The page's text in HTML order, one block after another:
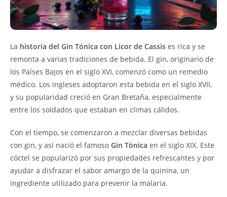
La historia del Gin Tónica con Licor de Cassis es rica y se
remonta a varias tradiciones de bebida. El gin, originario de
los Países Bajos en el siglo XVI, comenzó como un remedio
médico. Los ingleses adoptaron esta bebida en el siglo XVII,
y su popularidad creció en Gran Bretaña, especialmente
entre los soldados que estaban en climas cálidos.
Con el tiempo, se comenzaron a mezclar diversas bebidas
con gin, y así nació el famoso Gin Tónica en el siglo XIX. Este
cóctel se popularizó por sus propiedades refrescantes y por
ayudar a disfrazar el sabor amargo de la quinina, un
ingrediente utilizado para prevenir la malaria.